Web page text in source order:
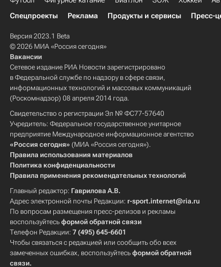
Спецпроекты
Реклама Продукты и сервисы Пресс-
Версия 2023.1 Beta
© 2026 МИА «Россия сегодня»
Вакансии
Сетевое издание РИА Новости зарегистрировано
в Федеральной службе по надзору в сфере связи,
информационных технологий и массовых коммуникаций
(Роскомнадзор) 08 апреля 2014 года.
Свидетельство о регистрации Эл № ФС77-57640
Учредитель: Федеральное государственное унитарное
предприятие Международное информационное агентство
«Россия сегодня» (МИА «Россия сегодня»).
Правила использования материалов
Политика конфиденциальности
Правила применения рекомендательных технологий
Главный редактор: Гаврилова А.В.
Адрес электронной почты Редакции: r-sport.internet@ria.ru
По вопросам размещения пресс-релизов и рекламы
воспользуйтесьформой обратной связи
Телефон Редакции: 7 (495) 645-6601
Чтобы связаться с редакцией или сообщить обо всех
замеченных ошибках, воспользуйтесьформой обратной
связи.